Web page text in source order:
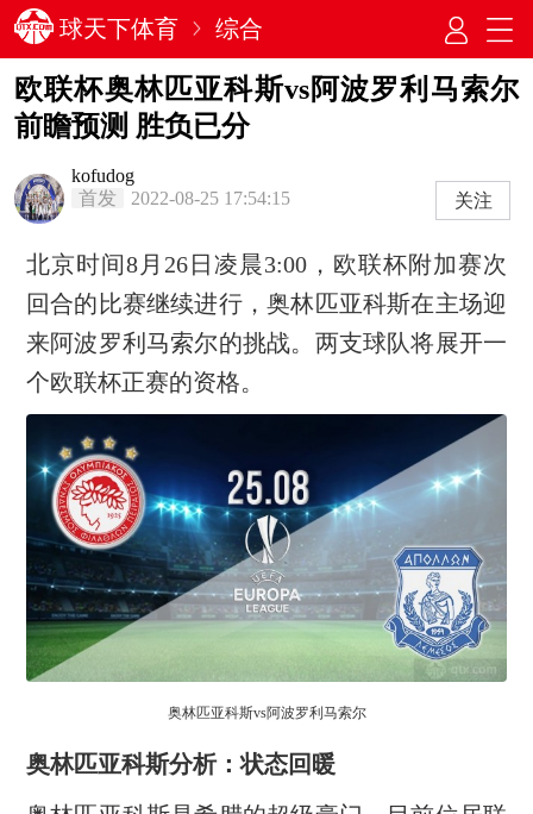
球天下体育 综合
欧联杯奥林匹亚科斯vs阿波罗利马索尔
前瞻预测 胜负已分
kofudog
首发
2022-08-25 17:54:15 关注
北京时间8月26日凌晨3:00，欧联杯附加赛次
回合的比赛继续进行，奥林匹亚科斯在主场迎
来阿波罗利马索尔的挑战。两支球队将展开一
个欧联杯正赛的资格。
奥林匹亚科斯vs阿波罗利马索尔
奥林匹亚科斯分析：状态回暖